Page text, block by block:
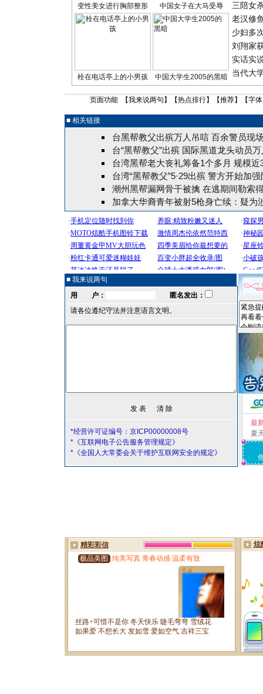
变性美女进行胸部整形 中国女子在大马受辱
栓在电话亭上的小男孩 中国大学生2005的黑暗
三陪女
老汉修
少妇多
刘翔家
实话实
当代大
页面功能 【我来说两句 】【热点排行】【推荐】【字
■ 相关链接
台黑帮教父出殡万人吊唁 百余警员现
台“黑帮教父”出殡 国际黑道龙头动员
台湾黑帮老大丧礼筹备1个多月 规模近
台湾“黑帮教父”5·29出殡 警方开始加
潮州黑帮漏网骨干被擒 在逃期间勒索
加拿大华裔青年被射5枪身亡续：疑为
■ 我来说两句
用 户：
匿名发出：
请各位遵纪守法并注意语言文明。
*经营许可证编号：京ICP00000008号
*《互联网电子公告服务管理规定》
*《全国人大常委会关于维护互联网安全的规定》
最
夏